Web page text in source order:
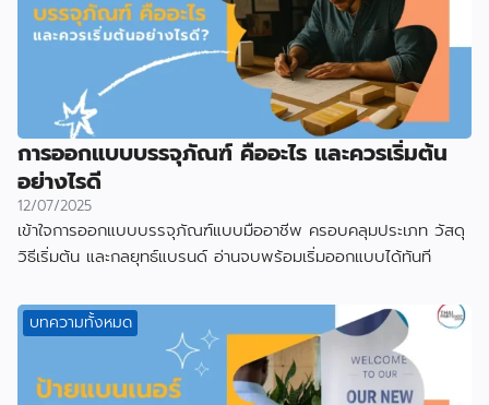
การออกแบบบรรจุภัณฑ์ คืออะไร และควรเริ่มต้น
อย่างไรดี
12/07/2025
เข้าใจการออกแบบบรรจุภัณฑ์แบบมืออาชีพ ครอบคลุมประเภท วัสดุ
วิธีเริ่มต้น และกลยุทธ์แบรนด์ อ่านจบพร้อมเริ่มออกแบบได้ทันที
บทความทั้งหมด